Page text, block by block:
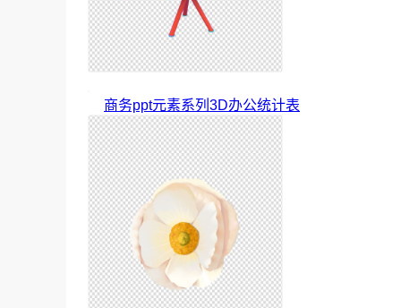
商务ppt元素系列3D办公统计表